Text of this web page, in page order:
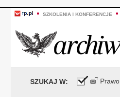
SZKOLENIA I KONFERENCJE
SZUKAJ W: Prawo